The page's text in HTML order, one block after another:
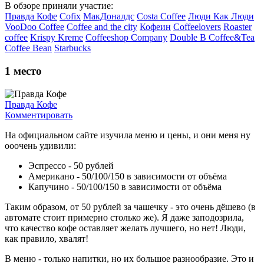
В обзоре приняли участие:
Правда Кофе Cofix МакДоналдс Costa Coffee Люди Как Люди
VooDoo Coffee Coffee and the city Кофеин Coffeelovers Roaster
coffee Krispy Kreme Coffeeshop Сompany Double B Coffee&Tea
Coffee Bean Starbucks
1 место
Правда Кофе
Комментировать
На официальном сайте изучила меню и цены, и они меня ну
ооочень удивили:
Эспрессо - 50 рублей
Американо - 50/100/150 в зависимости от объёма
Капучино - 50/100/150 в зависимости от объёма
Таким образом, от 50 рублей за чашечку - это очень дёшево (в
автомате стоит примерно столько же). Я даже заподозрила,
что качество кофе оставляет желать лучшего, но нет! Люди,
как правило, хвалят!
В меню - только напитки, но их большое разнообразие. Это и